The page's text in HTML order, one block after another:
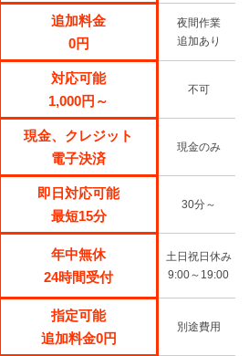
追加料金
0円
夜間作業
追加あり
対応可能
1,000円～
不可
現金、クレジット
電子決済
現金のみ
即日対応可能
最短15分
30分～
年中無休
24時間受付
土日祝日休み
9:00～19:00
指定可能
追加料金0円
別途費用